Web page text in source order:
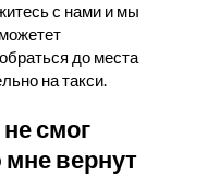
с нами и мы
до места
на такси.
смог
мне вернут